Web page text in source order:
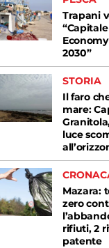
Trapani
2030”
STORIA
Il faro
mare:
luce
Mazara:
zero
rifiuti, 2
patente